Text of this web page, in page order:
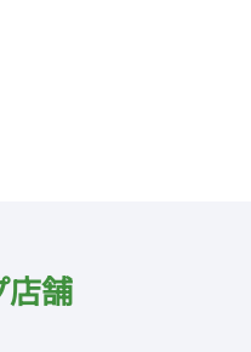
店舗